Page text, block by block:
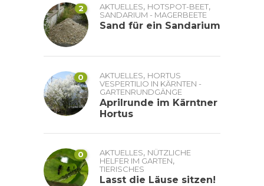
2 AKTUELLES, HOTSPOT-BEET,
SANDARIUM - MAGERBEETE
Sand für ein Sandarium
0 AKTUELLES, HORTUS
VESPERTILIO IN KÄRNTEN -
GARTENRUNDGÄNGE
Aprilrunde im Kärntner
Hortus
0 AKTUELLES, NÜTZLICHE
HELFER IM GARTEN,
TIERISCHES
Lasst die Läuse sitzen!